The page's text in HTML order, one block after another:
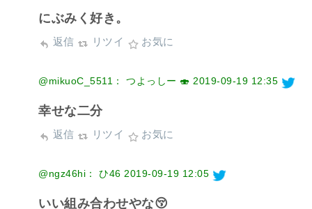
にぶみく好き。
返信 リツイ お気に
@mikuoC_5511： つよっしー 🍣 2019-09-19 12:35
幸せな二分
返信 リツイ お気に
@ngz46hi： ひ46 2019-09-19 12:05
いい組み合わせやな😚